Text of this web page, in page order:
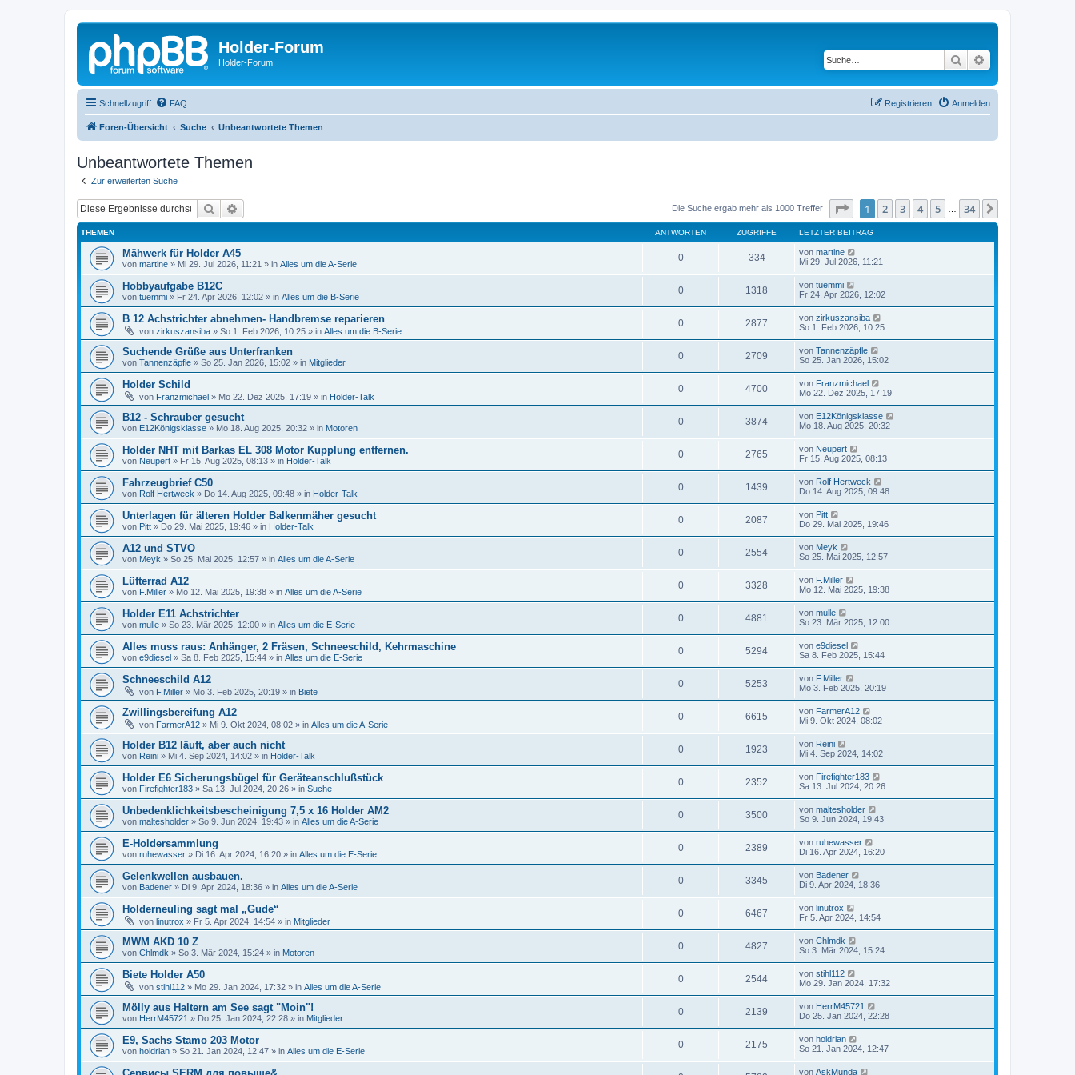
Holder-Forum
Holder-Forum Suche
Schnellzugriff FAQ Anmelden
Registrieren
Foren-Übersicht Suche Unbeantwortete Themen
Unbeantwortete Themen
Zur erweiterten Suche
Suche Die Suche ergab mehr als 1000 Treffer Seite von34
1 2 3 4 5 34
THEMEN ANTWORTEN ZUGRIFFE LETZTER BEITRAG
Mähwerk für Holder A45
von martine » Mi 29. Jul 2026, 11:21 » in Alles um die A-Serie
0 334 von martine
Mi 29. Jul 2026, 11:21
Hobbyaufgabe B12C
von tuemmi » Fr 24. Apr 2026, 12:02 » in Alles um die B-Serie
0 1318 von tuemmi
Fr 24. Apr 2026, 12:02
B 12 Achstrichter abnehmen- Handbremse reparieren
von zirkuszansiba » So 1. Feb 2026, 10:25 » in Alles um die B-Serie
0 2877 von zirkuszansiba
So 1. Feb 2026, 10:25
Suchende Grüße aus Unterfranken
von Tannenzäpfle » So 25. Jan 2026, 15:02 » in Mitglieder
0 2709 von Tannenzäpfle
So 25. Jan 2026, 15:02
Holder Schild
von Franzmichael » Mo 22. Dez 2025, 17:19 » in Holder-Talk
0 4700 von Franzmichael
Mo 22. Dez 2025, 17:19
B12 - Schrauber gesucht
von E12Königsklasse » Mo 18. Aug 2025, 20:32 » in Motoren
0 3874 von E12Königsklasse
Mo 18. Aug 2025, 20:32
Holder NHT mit Barkas EL 308 Motor Kupplung entfernen.
von Neupert » Fr 15. Aug 2025, 08:13 » in Holder-Talk
0 2765 von Neupert
Fr 15. Aug 2025, 08:13
Fahrzeugbrief C50
von Rolf Hertweck » Do 14. Aug 2025, 09:48 » in Holder-Talk
0 1439 von Rolf Hertweck
Do 14. Aug 2025, 09:48
Unterlagen für älteren Holder Balkenmäher gesucht
von Pitt » Do 29. Mai 2025, 19:46 » in Holder-Talk
0 2087 von Pitt
Do 29. Mai 2025, 19:46
A12 und STVO
von Meyk » So 25. Mai 2025, 12:57 » in Alles um die A-Serie
0 2554 von Meyk
So 25. Mai 2025, 12:57
Lüfterrad A12
von F.Miller » Mo 12. Mai 2025, 19:38 » in Alles um die A-Serie
0 3328 von F.Miller
Mo 12. Mai 2025, 19:38
Holder E11 Achstrichter
von mulle » So 23. Mär 2025, 12:00 » in Alles um die E-Serie
0 4881 von mulle
So 23. Mär 2025, 12:00
Alles muss raus: Anhänger, 2 Fräsen, Schneeschild, Kehrmaschine
von e9diesel » Sa 8. Feb 2025, 15:44 » in Alles um die E-Serie
0 5294 von e9diesel
Sa 8. Feb 2025, 15:44
Schneeschild A12
von F.Miller » Mo 3. Feb 2025, 20:19 » in Biete
0 5253 von F.Miller
Mo 3. Feb 2025, 20:19
Zwillingsbereifung A12
von FarmerA12 » Mi 9. Okt 2024, 08:02 » in Alles um die A-Serie
0 6615 von FarmerA12
Mi 9. Okt 2024, 08:02
Holder B12 läuft, aber auch nicht
von Reini » Mi 4. Sep 2024, 14:02 » in Holder-Talk
0 1923 von Reini
Mi 4. Sep 2024, 14:02
Holder E6 Sicherungsbügel für Geräteanschlußstück
von Firefighter183 » Sa 13. Jul 2024, 20:26 » in Suche
0 2352 von Firefighter183
Sa 13. Jul 2024, 20:26
Unbedenklichkeitsbescheinigung 7,5 x 16 Holder AM2
von maltesholder » So 9. Jun 2024, 19:43 » in Alles um die A-Serie
0 3500 von maltesholder
So 9. Jun 2024, 19:43
E-Holdersammlung
von ruhewasser » Di 16. Apr 2024, 16:20 » in Alles um die E-Serie
0 2389 von ruhewasser
Di 16. Apr 2024, 16:20
Gelenkwellen ausbauen.
von Badener » Di 9. Apr 2024, 18:36 » in Alles um die A-Serie
0 3345 von Badener
Di 9. Apr 2024, 18:36
Holderneuling sagt mal „Gude“
von linutrox » Fr 5. Apr 2024, 14:54 » in Mitglieder
0 6467 von linutrox
Fr 5. Apr 2024, 14:54
MWM AKD 10 Z
von Chlmdk » So 3. Mär 2024, 15:24 » in Motoren
0 4827 von Chlmdk
So 3. Mär 2024, 15:24
Biete Holder A50
von stihl112 » Mo 29. Jan 2024, 17:32 » in Alles um die A-Serie
0 2544 von stihl112
Mo 29. Jan 2024, 17:32
Mölly aus Haltern am See sagt "Moin"!
von HerrM45721 » Do 25. Jan 2024, 22:28 » in Mitglieder
0 2139 von HerrM45721
Do 25. Jan 2024, 22:28
E9, Sachs Stamo 203 Motor
von holdrian » So 21. Jan 2024, 12:47 » in Alles um die E-Serie
0 2175 von holdrian
So 21. Jan 2024, 12:47
von AskMunda